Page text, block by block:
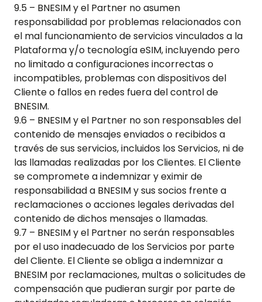
9.5 – BNESIM y el Partner no asumen
responsabilidad por problemas relacionados con
el mal funcionamiento de servicios vinculados a la
Plataforma y/o tecnología eSIM, incluyendo pero
no limitado a configuraciones incorrectas o
incompatibles, problemas con dispositivos del
Cliente o fallos en redes fuera del control de
BNESIM.
9.6 – BNESIM y el Partner no son responsables del
contenido de mensajes enviados o recibidos a
través de sus servicios, incluidos los Servicios, ni de
las llamadas realizadas por los Clientes. El Cliente
se compromete a indemnizar y eximir de
responsabilidad a BNESIM y sus socios frente a
reclamaciones o acciones legales derivadas del
contenido de dichos mensajes o llamadas.
9.7 – BNESIM y el Partner no serán responsables
por el uso inadecuado de los Servicios por parte
del Cliente. El Cliente se obliga a indemnizar a
BNESIM por reclamaciones, multas o solicitudes de
compensación que pudieran surgir por parte de